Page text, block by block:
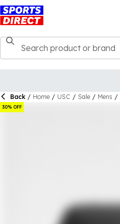
Back / Home / USC / Sale / Mens /
30% OFF